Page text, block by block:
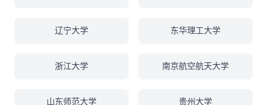
辽宁大学 东华理工大学
浙江大学 南京航空航天大学
山东师范大学 贵州大学